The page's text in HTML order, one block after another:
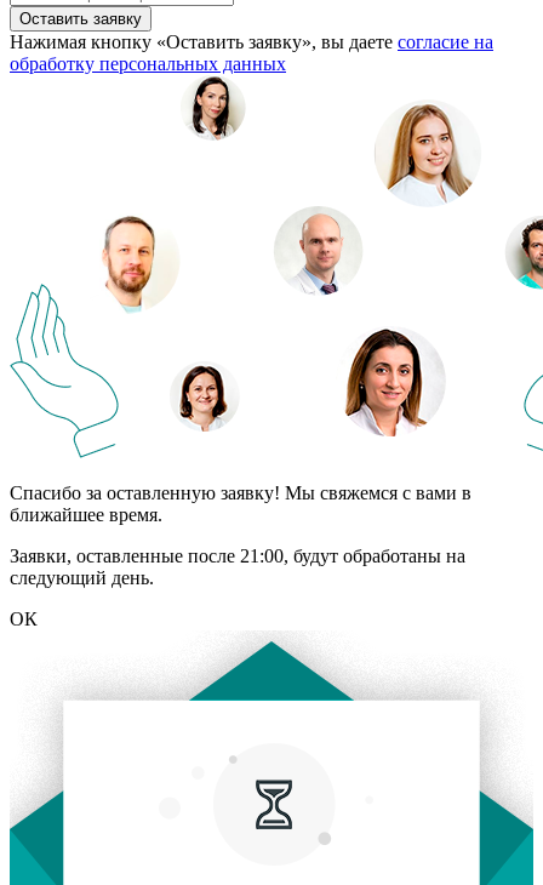
Оставить заявку
Нажимая кнопку «Оставить заявку», вы даете согласие на
обработку персональных данных
Спасибо за оставленную заявку! Мы свяжемся с вами в
ближайшее время.
Заявки, оставленные после 21:00, будут обработаны на
следующий день.
ОК